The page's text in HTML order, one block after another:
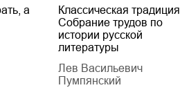
а
Классическая традиция.
Собрание трудов по
истории русской
литературы
Лев Васильевич
Пумпянский